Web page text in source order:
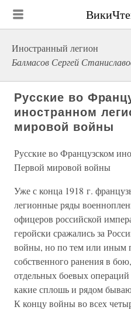
Иностранный легион
Балмасов Сергей
Русские во
иностранном
мировой войны
Русские во Французском
Первой мировой войны
Уже с конца 1918 г.
легионные ряды
офицеров российской
геройски сражались за
войны, но по тем или иным
собственного ранения в
отдельных боевых
какие сплошь и рядом
К концу войны во всех